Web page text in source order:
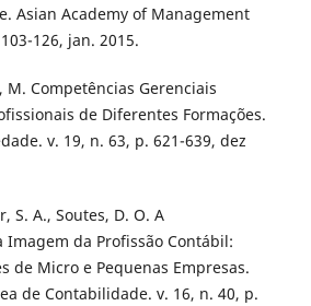
Asian Academy of Management
126, jan. 2015.
M. Competências Gerenciais
de Diferentes Formações.
v. 19, n. 63, p. 621-639, dez
S. A., Soutes, D. O. A
da Profissão Contábil:
de Micro e Pequenas Empresas.
de Contabilidade. v. 16, n. 40, p.